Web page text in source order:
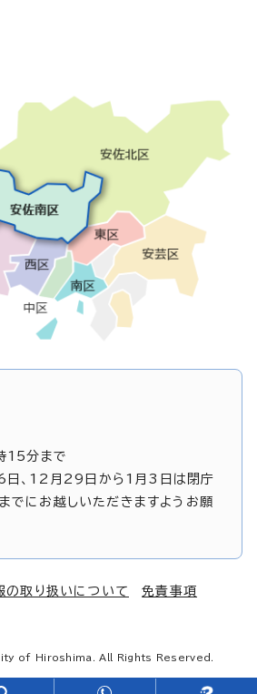
15分まで
日、12月29日から1月3日は閉庁
でにお越しいただきますようお願
の取り扱いについて
免責事項
of Hiroshima. All Rights Reserved.